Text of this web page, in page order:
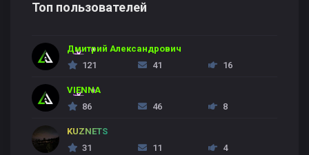
Топ пользователей
Дмитрий Александрович
121
41 16
VIENNA
86
46 8
KUZNETS
31
11 4